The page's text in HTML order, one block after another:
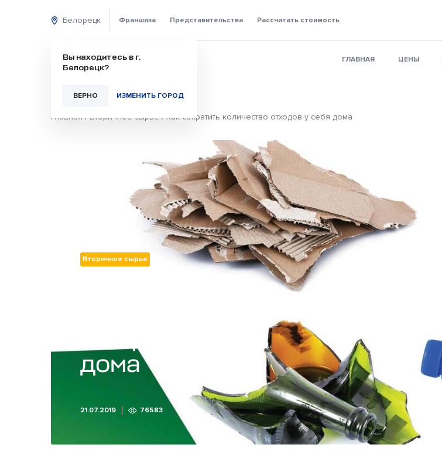
Белорецк
Вы находитесь в г.
Белорецк?
ВЕРНО ИЗМЕНИТЬ ГОРОД
Франшиза Представительства Рассчитать стоимость
ГЛАВНАЯ ЦЕНЫ
Главная / Вторичное сырье / Как сократить количество отходов у себя дома
Вторичное сырье
отходов у себя
дома
21.07.2019 76583